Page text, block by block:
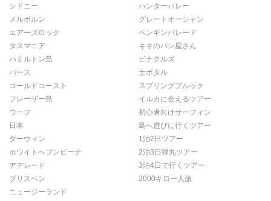
シドニー
メルボルン
エアーズロック
タスマニア
ハミルトン島
パース
ゴールドコースト
フレーザー島
ウーフ
日本
ダーウィン
ホワイトヘブンビーチ
アデレード
ブリスベン
ニュージーランド
ハンターバレー
グレートオーシャン
ペンギンパレード
キキのパン屋さん
ピナクルズ
土ボタル
スプリングブルック
イルカに会えるツアー
初心者向けサーフィン
島へ遊びに行くツアー
1泊2日ツアー
2泊3日弾丸ツアー
3泊4日で行くツアー
2000キロ一人旅